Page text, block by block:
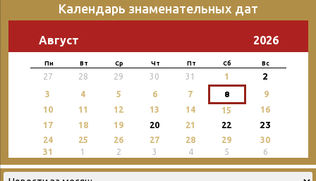
Календарь знаменательных дат
Август 2026
Пн Вт Ср Чт Пт Сб Вс
27 28 29 30 31 1 2
3 4 5 6 7 8
9
10
11 12 13 14 15
16
17
18 19 20 21 22 23
24 25 26 27 28 29
30
31
1 2 3 4 5 6